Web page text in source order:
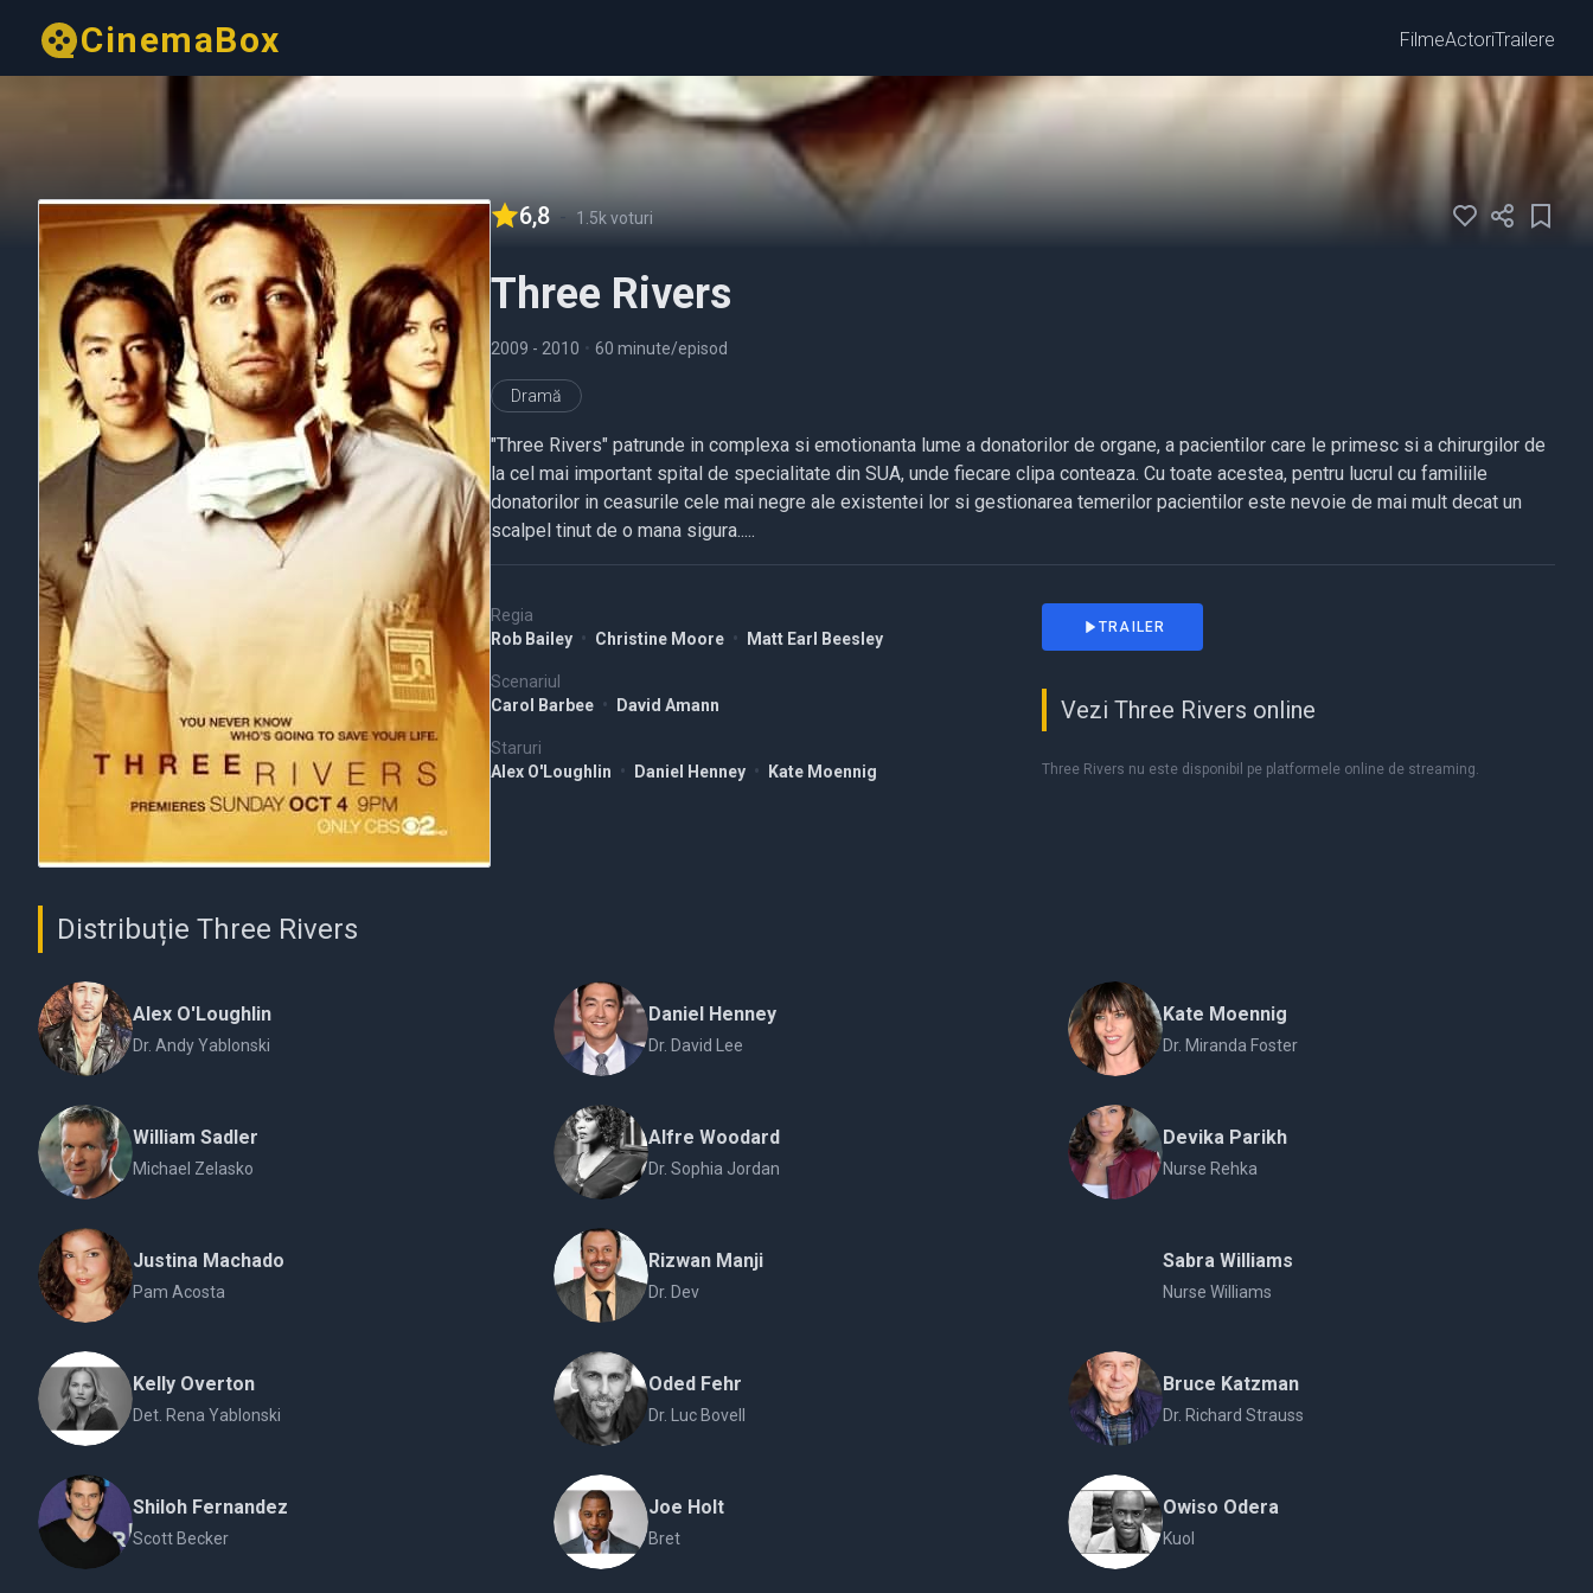
CinemaBox FilmeActoriTrailere
6,8 - 1.5k voturi
Three Rivers
2009 - 2010 • 60 minute/episod
Dramă
"Three Rivers" patrunde in complexa si emotionanta lume a donatorilor de organe, a pacientilor care le primesc si a chirurgilor de
la cel mai important spital de specialitate din SUA, unde fiecare clipa conteaza. Cu toate acestea, pentru lucrul cu familiile
donatorilor in ceasurile cele mai negre ale existentei lor si gestionarea temerilor pacientilor este nevoie de mai mult decat un
scalpel tinut de o mana sigura.....
Regia
Rob Bailey • Christine Moore • Matt Earl Beesley
Scenariul
Carol Barbee • David Amann
Staruri
Alex O'Loughlin • Daniel Henney • Kate Moennig
TRAILER
Vezi Three Rivers online
Three Rivers nu este disponibil pe platformele online de streaming.
Distribuție Three Rivers
Alex O'Loughlin
Dr. Andy Yablonski
Daniel Henney
Dr. David Lee
Kate Moennig
Dr. Miranda Foster
William Sadler
Michael Zelasko
Alfre Woodard
Dr. Sophia Jordan
Devika Parikh
Nurse Rehka
Justina Machado
Pam Acosta
Rizwan Manji
Dr. Dev
Sabra Williams
Nurse Williams
Kelly Overton
Det. Rena Yablonski
Oded Fehr
Dr. Luc Bovell
Bruce Katzman
Dr. Richard Strauss
Shiloh Fernandez
Scott Becker
Joe Holt
Bret
Owiso Odera
Kuol